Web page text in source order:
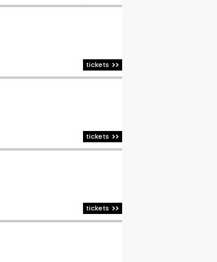
tickets
tickets
tickets